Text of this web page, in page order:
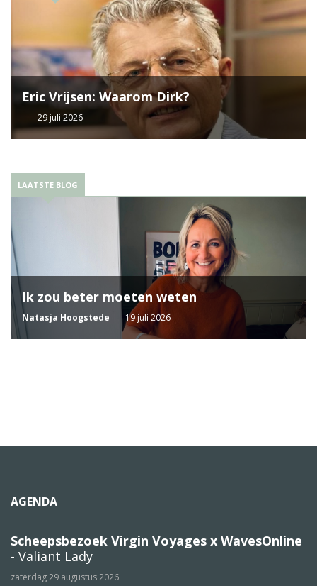
Eric Vrijsen: Waarom Dirk?
29 juli 2026
LAATSTE BLOG
Ik zou beter moeten weten
Natasja Hoogstede 19 juli 2026
AGENDA
Scheepsbezoek Virgin Voyages x WavesOnline
- Valiant Lady
zaterdag 29 augustus 2026